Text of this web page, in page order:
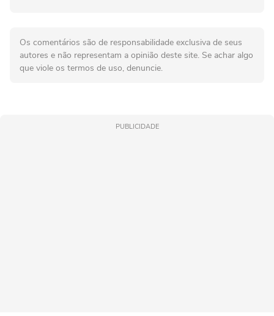
Os comentários são de responsabilidade exclusiva de seus
autores e não representam a opinião deste site. Se achar algo
que viole os termos de uso, denuncie.
PUBLICIDADE